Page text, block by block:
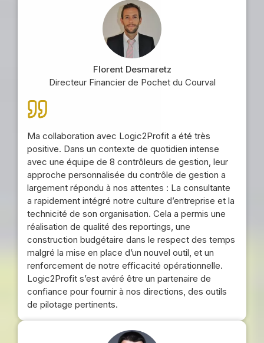
Florent Desmaretz
Directeur Financier de Pochet du Courval
Ma collaboration avec Logic2Profit a été très
positive. Dans un contexte de quotidien intense
avec une équipe de 8 contrôleurs de gestion, leur
approche personnalisée du contrôle de gestion a
largement répondu à nos attentes : La consultante
a rapidement intégré notre culture d’entreprise et la
technicité de son organisation. Cela a permis une
réalisation de qualité des reportings, une
construction budgétaire dans le respect des temps
malgré la mise en place d’un nouvel outil, et un
renforcement de notre efficacité opérationnelle.
Logic2Profit s’est avéré être un partenaire de
confiance pour fournir à nos directions, des outils
de pilotage pertinents.